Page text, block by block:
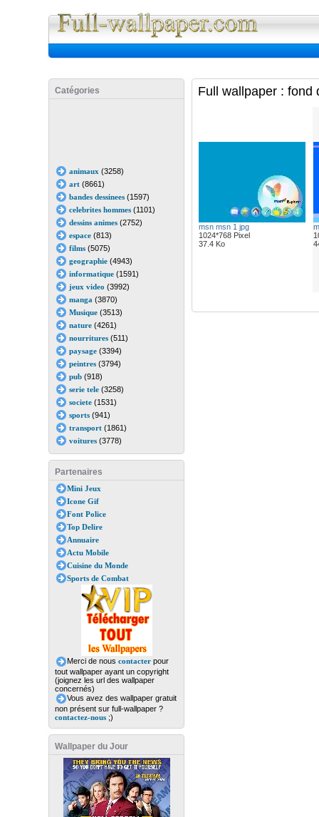
Catégories
animaux (3258)
art(8661)
bandes dessinees(1597)
celebrites hommes(1101)
dessins animes(2752)
espace(813)
films(5075)
geographie(4943)
informatique(1591)
jeux video (3992)
manga (3870)
Musique(3513)
nature(4261)
nourritures(511)
paysage(3394)
peintres(3794)
pub(918)
serie tele(3258)
societe(1531)
sports(941)
transport(1861)
voitures(3778)
Partenaires
Mini Jeux
Icone Gif
Font Police
Top Delire
Annuaire
Actu Mobile
Cuisine du Monde
Sports de Combat
Merci de nous contacterpour
tout wallpaper ayant un copyright
(joignez les url des wallpaper
concernés)
Vous avez des wallpaper gratuit
non présent sur full-wallpaper ?
contactez-nous;)
Wallpaper du Jour
Full wallpaper : fond
msn msn 1 jpg
1024*768 Pixel
37.4 Ko